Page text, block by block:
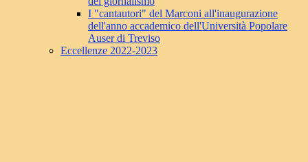
I "cantautori" del Marconi all'inaugurazione
dell'anno accademico dell'Università Popolare
Auser di Treviso
Eccellenze 2022-2023